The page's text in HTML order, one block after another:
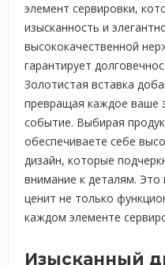
элемент сервировки,
изысканность и
высококачественной
гарантирует
Золотистая вставка
превращая каждое ваше
событие. Выбирая
обеспечиваете себе
дизайн, которые
внимание к деталям.
ценит не только
каждом элементе
Изысканный